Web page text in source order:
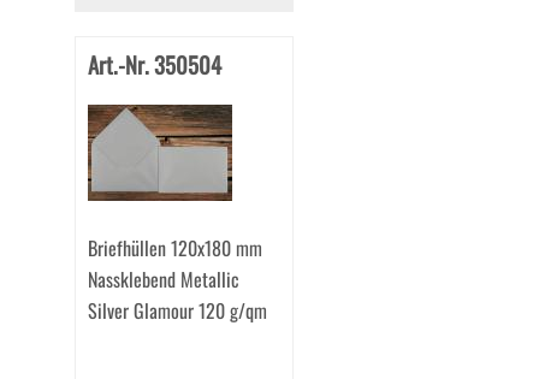
Art.-Nr. 350504
Briefhüllen 120x180 mm
Nassklebend Metallic
Silver Glamour 120 g/qm